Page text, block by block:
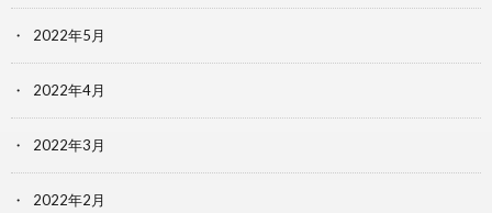
2022年5月
2022年4月
2022年3月
2022年2月